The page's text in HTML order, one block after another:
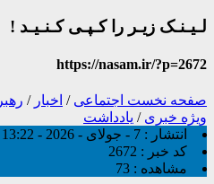
لـیـنـک زیـر را کـپـی کـنـیـد !
https://nasam.ir/?p=2672
صفحه نخست اجتماعی / اخبار / رهبر
ویژه خبری / یادداشت
انتشار : 7 - جولای - 2026 - 13:22
کد خبر : 2672
مشاهده : 73